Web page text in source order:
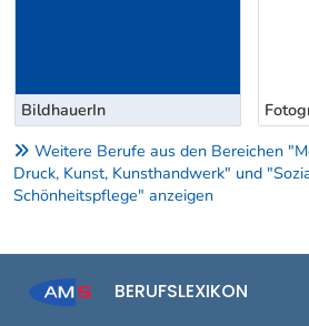
BildhauerIn
Weitere Berufe aus den Bereichen
Druck, Kunst, Kunsthandwerk" und
Schönheitspflege" anzeigen
BERUFSLEXIKON